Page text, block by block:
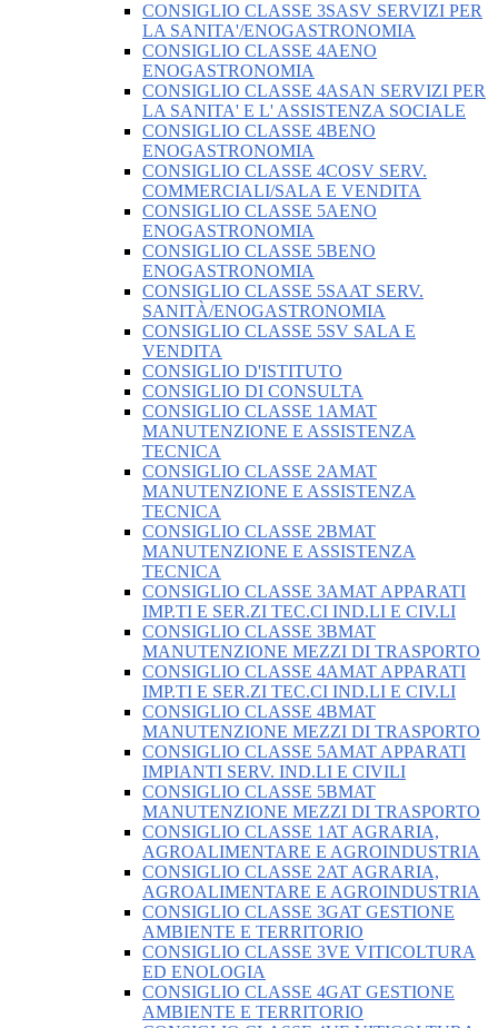
CONSIGLIO CLASSE 3SASV SERVIZI PER
LA SANITA'/ENOGASTRONOMIA
CONSIGLIO CLASSE 4AENO
ENOGASTRONOMIA
CONSIGLIO CLASSE 4ASAN SERVIZI PER
LA SANITA' E L' ASSISTENZA SOCIALE
CONSIGLIO CLASSE 4BENO
ENOGASTRONOMIA
CONSIGLIO CLASSE 4COSV SERV.
COMMERCIALI/SALA E VENDITA
CONSIGLIO CLASSE 5AENO
ENOGASTRONOMIA
CONSIGLIO CLASSE 5BENO
ENOGASTRONOMIA
CONSIGLIO CLASSE 5SAAT SERV.
SANITÀ/ENOGASTRONOMIA
CONSIGLIO CLASSE 5SV SALA E
VENDITA
CONSIGLIO D'ISTITUTO
CONSIGLIO DI CONSULTA
CONSIGLIO CLASSE 1AMAT
MANUTENZIONE E ASSISTENZA
TECNICA
CONSIGLIO CLASSE 2AMAT
MANUTENZIONE E ASSISTENZA
TECNICA
CONSIGLIO CLASSE 2BMAT
MANUTENZIONE E ASSISTENZA
TECNICA
CONSIGLIO CLASSE 3AMAT APPARATI
IMP.TI E SER.ZI TEC.CI IND.LI E CIV.LI
CONSIGLIO CLASSE 3BMAT
MANUTENZIONE MEZZI DI TRASPORTO
CONSIGLIO CLASSE 4AMAT APPARATI
IMP.TI E SER.ZI TEC.CI IND.LI E CIV.LI
CONSIGLIO CLASSE 4BMAT
MANUTENZIONE MEZZI DI TRASPORTO
CONSIGLIO CLASSE 5AMAT APPARATI
IMPIANTI SERV. IND.LI E CIVILI
CONSIGLIO CLASSE 5BMAT
MANUTENZIONE MEZZI DI TRASPORTO
CONSIGLIO CLASSE 1AT AGRARIA,
AGROALIMENTARE E AGROINDUSTRIA
CONSIGLIO CLASSE 2AT AGRARIA,
AGROALIMENTARE E AGROINDUSTRIA
CONSIGLIO CLASSE 3GAT GESTIONE
AMBIENTE E TERRITORIO
CONSIGLIO CLASSE 3VE VITICOLTURA
ED ENOLOGIA
CONSIGLIO CLASSE 4GAT GESTIONE
AMBIENTE E TERRITORIO